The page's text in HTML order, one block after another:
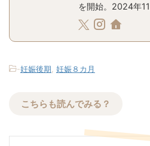
を開始。2024年11
-妊娠後期 妊娠８カ月
こちらも読んでみる？